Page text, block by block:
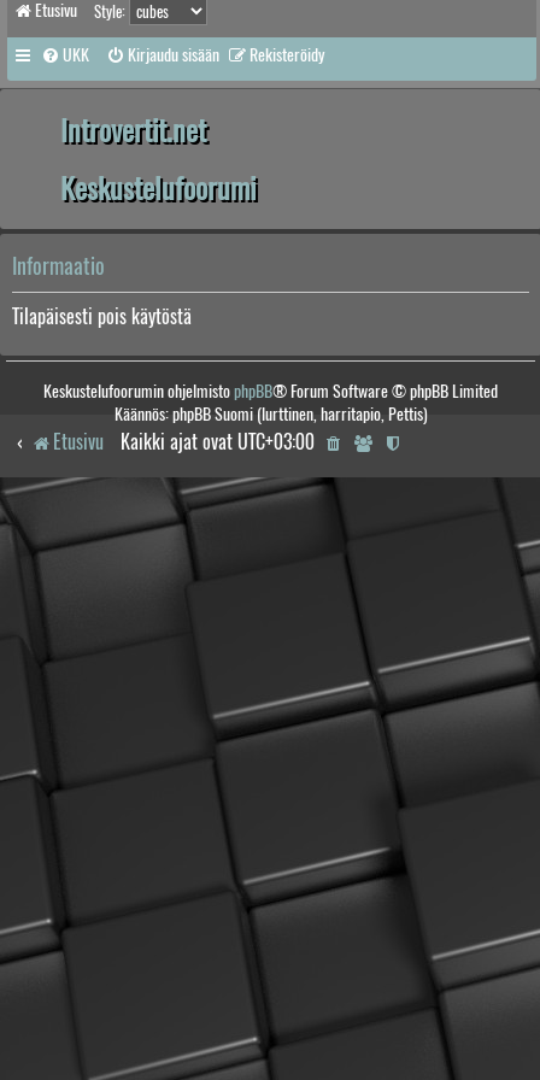
Etusivu Style:
UKK Kirjaudu sisään Rekisteröidy
Introvertit.net
Keskustelufoorumi
Informaatio
Tilapäisesti pois käytöstä
Keskustelufoorumin ohjelmistophpBB® Forum Software © phpBB Limited
Käännös: phpBB Suomi (lurttinen, harritapio, Pettis)
Etusivu Kaikki ajat ovat UTC+03:00